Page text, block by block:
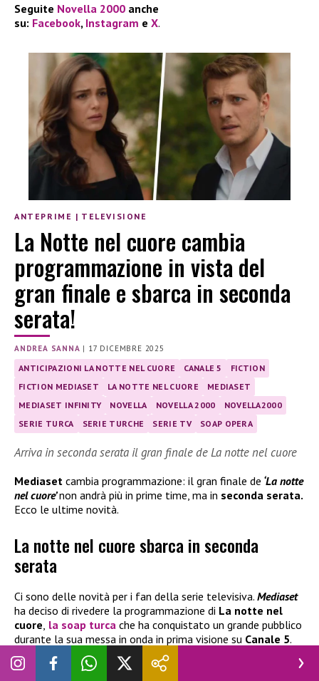
Seguite Novella 2000 anche
su: Facebook, Instagram e X.
ANTEPRIME | TELEVISIONE
La Notte nel cuore cambia
programmazione in vista del
gran finale e sbarca in seconda
serata!
ANDREA SANNA | 17 DICEMBRE 2025
ANTICIPAZIONI LA NOTTE NEL CUORE CANALE 5
FICTION
FICTION MEDIASET
LA NOTTE NEL CUORE
MEDIASET
MEDIASET INFINITY
NOVELLA NOVELLA 2000
NOVELLA2000
SERIE TURCA
SERIE TURCHE SERIE TV SOAP OPERA
Arriva in seconda serata il gran finale de La notte nel cuore
Mediaset cambia programmazione: il gran finale de ‘La notte
nel cuore’non andrà più in prime time, ma in seconda serata.
Ecco le ultime novità.
La notte nel cuore sbarca in seconda
serata
Ci sono delle novità per i fan della serie televisiva. Mediaset
ha deciso di rivedere la programmazione di La notte nel
cuore, la soap turca che ha conquistato un grande pubblico
durante la sua messa in onda in prima visione su Canale 5.
La serie, che
si avvicina al gran finale
cambiamento importante nel suo orario di trasmissione: non